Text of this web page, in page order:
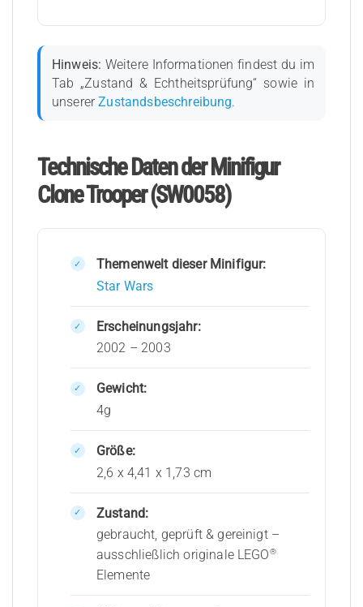
Hinweis: Weitere Informationen findest du im
Tab „Zustand & Echtheitsprüfung“ sowie in
unsererZustandsbeschreibung.
Technische Daten der Minifigur
Clone Trooper (SW0058)
Themenwelt dieser Minifigur:
Star Wars
Erscheinungsjahr:
2002 – 2003
Gewicht:
4g
Größe:
2,6 x 4,41 x 1,73 cm
Zustand:
gebraucht, geprüft & gereinigt –
ausschließlich originale LEGO®
Elemente